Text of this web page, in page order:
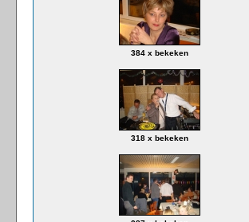
384 x bekeken
318 x bekeken